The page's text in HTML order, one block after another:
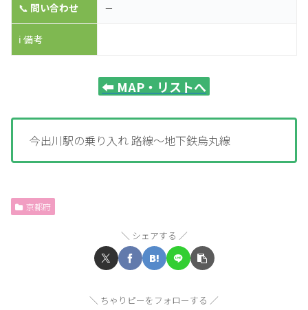
📞 問い合わせ －
ℹ️ 備考
⬅️ MAP・リストへ
今出川駅の乗り入れ 路線～地下鉄烏丸線
京都府
シェアする
ちゃりピーをフォローする